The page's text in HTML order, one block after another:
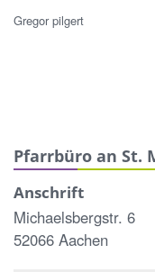
Gregor pilgert
Pfarrbüro an St.
Anschrift
Michaelsbergstr. 6
52066 Aachen